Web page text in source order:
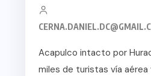
Acapulco intacto por
miles de turistas vía